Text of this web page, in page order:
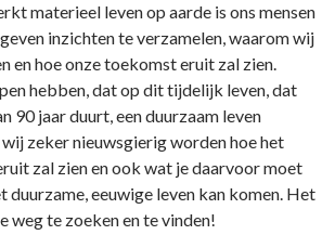
materieel leven op aarde is ons mensen
inzichten te verzamelen, waarom wij
en hoe onze toekomst eruit zal zien.
hebben, dat op dit tijdelijk leven, dat
90 jaar duurt, een duurzaam leven
zeker nieuwsgierig worden hoe het
zal zien en ook wat je daarvoor moet
duurzame, eeuwige leven kan komen. Het
weg te zoeken en te vinden!